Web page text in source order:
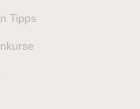
Tipps